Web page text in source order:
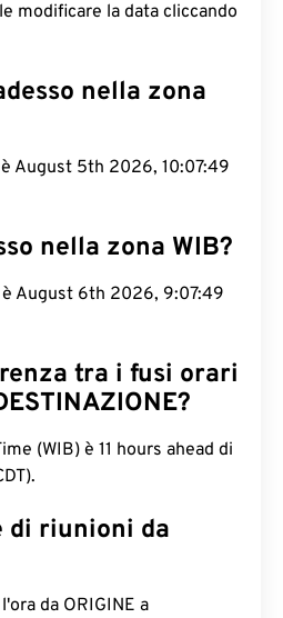
modificare la data cliccando
nella zona
August 5th 2026, 10:07:50
nella zona WIB?
August 6th 2026, 9:07:50
tra i fusi orari
(WIB) è 11 hours ahead di
di riunioni da
da ORIGINE a